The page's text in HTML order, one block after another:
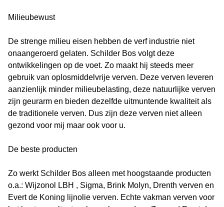
Milieubewust
De strenge milieu eisen hebben de verf industrie niet
onaangeroerd gelaten. Schilder Bos volgt deze
ontwikkelingen op de voet. Zo maakt hij steeds meer
gebruik van oplosmiddelvrije verven. Deze verven leveren
aanzienlijk minder milieubelasting, deze natuurlijke verven
zijn geurarm en bieden dezelfde uitmuntende kwaliteit als
de traditionele verven. Dus zijn deze verven niet alleen
gezond voor mij maar ook voor u.
De beste producten
Zo werkt Schilder Bos alleen met hoogstaande producten
o.a.: Wijzonol LBH , Sigma, Brink Molyn, Drenth verven en
Evert de Koning lijnolie verven. Echte vakman verven voor